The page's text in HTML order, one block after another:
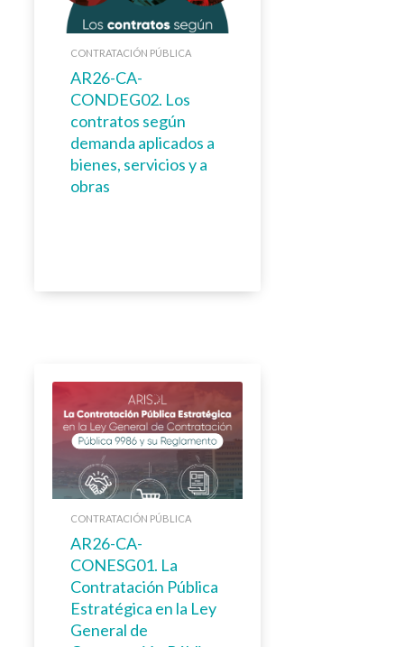
CONTRATACIÓN PÚBLICA
AR26-CA-
CONDEG02. Los
contratos según
demanda aplicados a
bienes, servicios y a
obras
CONTRATACIÓN PÚBLICA
AR26-CA-
CONESG01. La
Contratación Pública
Estratégica en la Ley
General de